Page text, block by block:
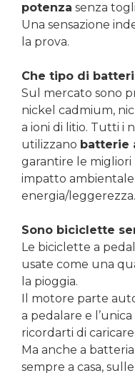
potenza senza
Una sensazione
la prova.
Che tipo di
Sul mercato sono
nickel cadmium,
a ioni di litio. Tutti i
utilizzano batterie
garantire le
impatto
energia/leggerezza.
Sono biciclette
Le biciclette a
usate come una
la pioggia.
Il motore parte
a pedalare e
ricordarti di
Ma anche a
sempre a casa,